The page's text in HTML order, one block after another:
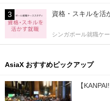
資格・スキルを活
シンガポール就職ケ
AsiaX おすすめピックアップ
【